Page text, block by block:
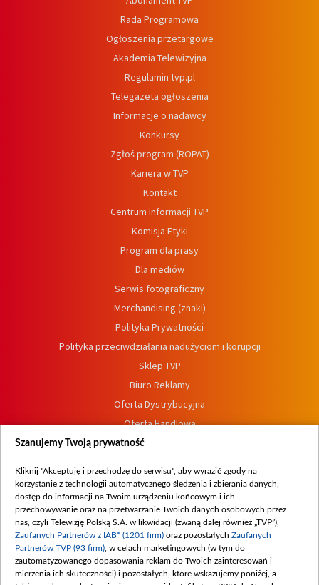
Rada Programowa
Ogłoszenia przetargowe
Akademia Telewizyjna
Regulamin tvp.pl
Telegazeta ogłoszenia
Informacje o nadawcy
Konkursy
Zgłoś program (ROPAT)
Kariera w TVP
Kontakt
Centrum informacji TVP
Komisja Etyki
Program dla prasy
Dla mediów
Serwis fotograficzny
Merchandising (znaki)
Polityka Prywatności
Polityka przeciwdziałania nadużyciom i korupcji
Sklep TVP
Biuro Reklamy
Oferta Dystrybucyjna
Oferta Handlowa
Dostępność
Procedura zgłoszeń wewnętrznych
Szanujemy Twoją prywatność
Kliknij "Akceptuję i przechodzę do serwisu", aby wyrazić zgody na
korzystanie z technologii automatycznego śledzenia i zbierania danych,
dostęp do informacji na Twoim urządzeniu końcowym i ich
przechowywanie oraz na przetwarzanie Twoich danych osobowych przez
nas, czyli Telewizję Polską S.A. w likwidacji (zwaną dalej również „TVP”),
Zaufanych Partnerów z IAB* (1201 firm) oraz pozostałych Zaufanych
Partnerów TVP (93 firm) , w celach marketingowych (w tym do
zautomatyzowanego dopasowania reklam do Twoich zainteresowań i
mierzenia ich skuteczności) i pozostałych, które wskazujemy poniżej, a